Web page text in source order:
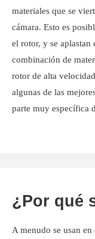
materiales que se
cámara. Esto es
el rotor, y se
combinación de
rotor de alta
algunas de las
parte muy específica
¿Por qué
A menudo se usan